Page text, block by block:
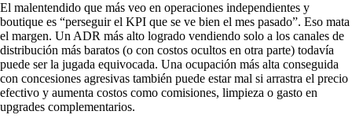
El malentendido que más veo en operaciones independientes y
boutique es “perseguir el KPI que se ve bien el mes pasado”. Eso mata
el margen. Un ADR más alto logrado vendiendo solo a los canales de
distribución más baratos (o con costos ocultos en otra parte) todavía
puede ser la jugada equivocada. Una ocupación más alta conseguida
con concesiones agresivas también puede estar mal si arrastra el precio
efectivo y aumenta costos como comisiones, limpieza o gasto en
upgrades complementarios.